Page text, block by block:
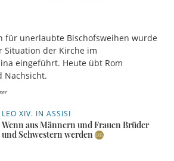
für unerlaubte Bischofsweihen wurde
Situation der Kirche im
eingeführt. Heute übt Rom
Nachsicht.
LEO XIV. IN ASSISI
Wenn aus Männern und Frauen Brüder
und Schwestern werden